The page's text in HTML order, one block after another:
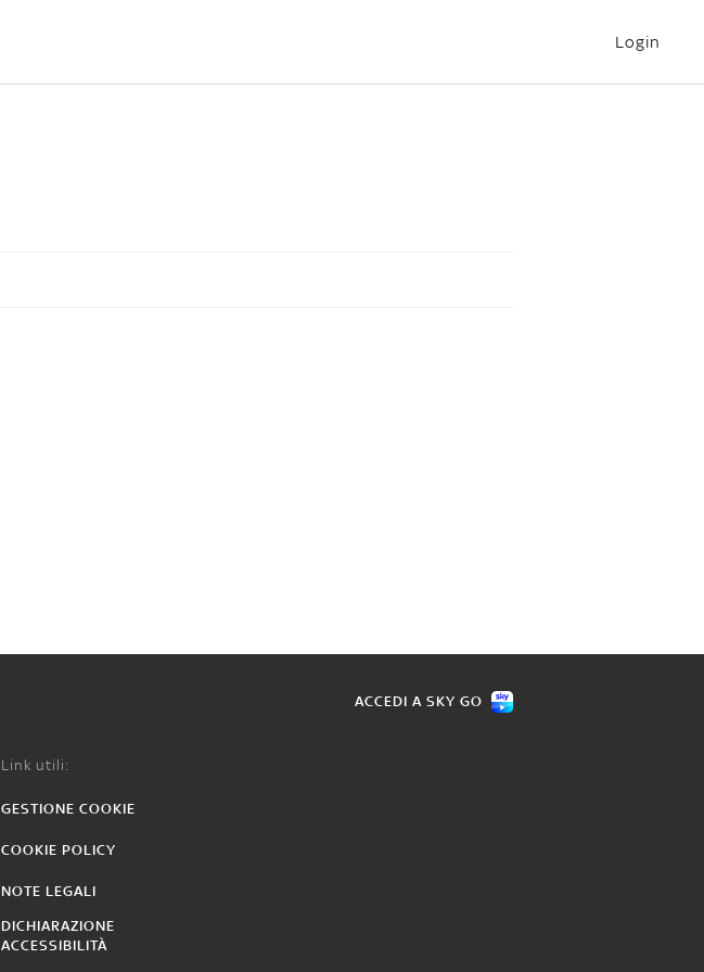
Login
ACCEDI A SKY GO
Link utili:
GESTIONE COOKIE
COOKIE POLICY
NOTE LEGALI
DICHIARAZIONE
ACCESSIBILITÀ